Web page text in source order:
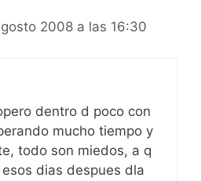
2008 a las 16:30
dentro d poco con
mucho tiempo y
todo son miedos, a q
dias despues dla